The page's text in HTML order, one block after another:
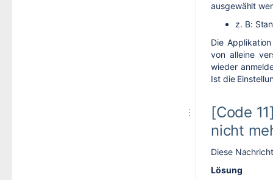
ausgewählt
z. B:
Die
von alleine
wieder
Ist die
[Code
nicht
Diese
Lösung